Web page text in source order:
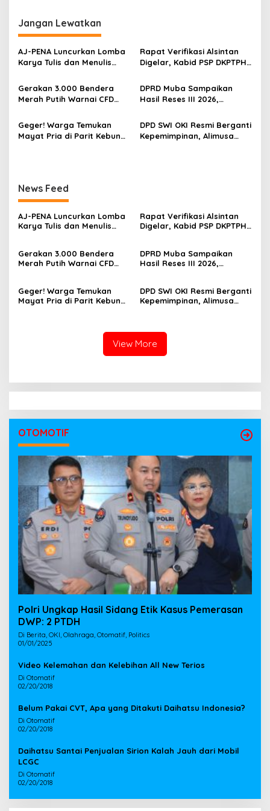
g
a
s
i
p
o
s
Jangan Lewatkan
‎AJ-PENA Luncurkan Lomba
Karya Tulis dan Menulis
Membangun Generasi
Jurnalis Muda Berdaya
Rapat Verifikasi Alsintan
Digelar, Kabid PSP DKPTPH
Sorotan Dugaan Gratifikasi
Gerakan 3.000 Bendera
Merah Putih Warnai CFD
HUT Ke-81 RI dengan
Semangat Persatuan
DPRD Muba Sampaikan
Hasil Reses III 2026,
Agenda Pembangunan
Geger! Warga Temukan
Mayat Pria di Parit Kebun
DPD SWI OKI Resmi Berganti
Kepemimpinan, Alimusa
News Feed
‎AJ-PENA Luncurkan Lomba
Karya Tulis dan Menulis
Jurnalis Muda Berdaya
Saing
Rapat Verifikasi Alsintan
Digelar, Kabid PSP DKPTPH
Gerakan 3.000 Bendera
Merah Putih Warnai CFD
Semangat Persatuan
DPRD Muba Sampaikan
Hasil Reses III 2026,
Geger! Warga Temukan
Mayat Pria di Parit Kebun
DPD SWI OKI Resmi Berganti
Kepemimpinan, Alimusa
View More
OTOMOTIF
Polri Ungkap Hasil Sidang Etik Kasus Pemerasan
DWP: 2 PTDH
Di Berita, OKI, Olahraga, Otomatif, Politics
01/01/2025
Video Kelemahan dan Kelebihan All New Terios
Di Otomatif
02/20/2018
Belum Pakai CVT, Apa yang Ditakuti Daihatsu Indonesia?
Di Otomatif
02/20/2018
Daihatsu Santai Penjualan Sirion Kalah Jauh dari Mobil
LCGC
Di Otomatif
02/20/2018